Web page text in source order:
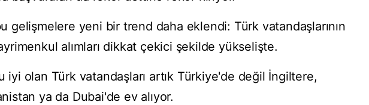
gelişmelere yeni bir trend daha eklendi: Türk vatandaşlarının
alımları dikkat çekici şekilde yükselişte.
iyi olan Türk vatandaşları artık Türkiye'de değil İngiltere,
ya da Dubai'de ev alıyor.